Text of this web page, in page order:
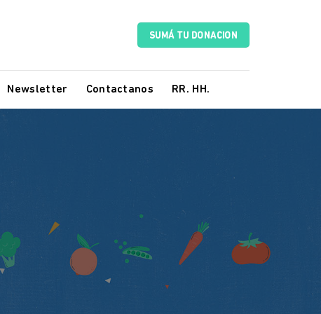
SUMÁ TU DONACION
Newsletter Contactanos RR. HH.